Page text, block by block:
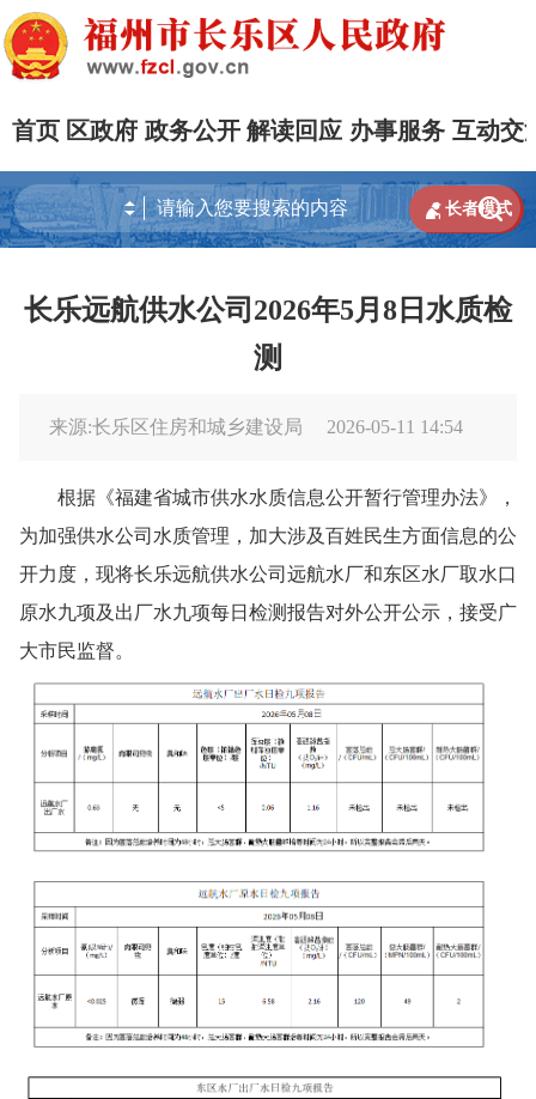
首页 区政府 政务公开 解读回应 办事服务 互动交

 长者模式
长乐远航供水公司2026年5月8日水质检
测
来源:长乐区住房和城乡建设局 2026-05-11 14:54
根据《福建省城市供水水质信息公开暂行管理办法》，
为加强供水公司水质管理，加大涉及百姓民生方面信息的公
开力度，现将长乐远航供水公司远航水厂和东区水厂取水口
原水九项及出厂水九项每日检测报告对外公开公示，接受广
大市民监督。